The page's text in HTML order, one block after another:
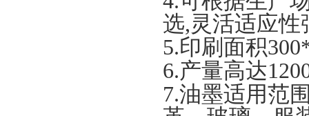
选,灵活适应性
5.印刷面积
6.产量高达
7.油墨适用范